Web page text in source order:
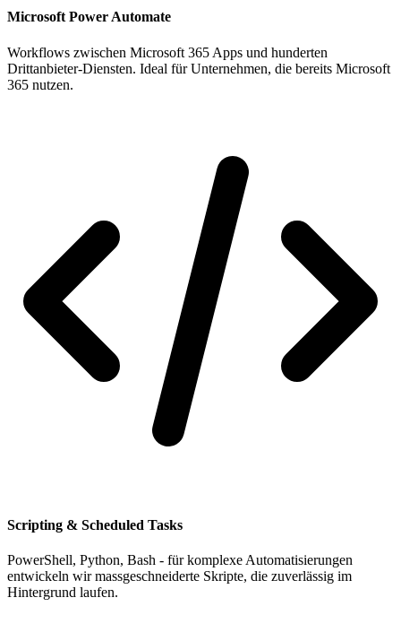
Microsoft Power Automate
Workflows zwischen Microsoft 365 Apps und hunderten
Drittanbieter-Diensten. Ideal für Unternehmen, die bereits Microsoft
365 nutzen.
Scripting & Scheduled Tasks
PowerShell, Python, Bash - für komplexe Automatisierungen
entwickeln wir massgeschneiderte Skripte, die zuverlässig im
Hintergrund laufen.